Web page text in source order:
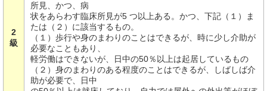
2
級
所見、かつ、病
状をあらわす臨床所見が5 つ以上ある。かつ、下記（１）ま
たは（２）に該当するもの。
（１）歩行や身のまわりのことはできるが、時に少し介助が
必要なこともあり、
軽労働はできないが、日中の50％以上は起居しているもの
（２）身のまわりのある程度のことはできるが、しばしば介
助が必要で、日中